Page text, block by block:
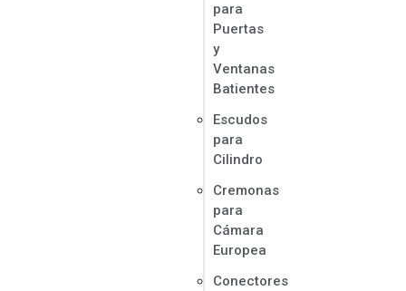
para
Puertas
y
Ventanas
Batientes
Escudos
para
Cilindro
Cremonas
para
Cámara
Europea
Conectores